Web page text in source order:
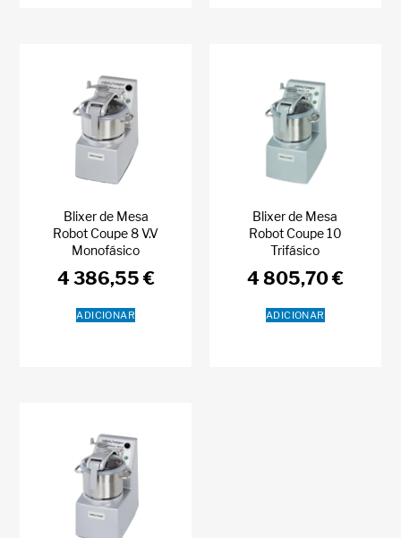
Blixer de Mesa
Robot Coupe 8 V.V
Monofásico
4 386,55 €
ADICIONAR
Blixer de Mesa
Robot Coupe 10
Trifásico
4 805,70€
ADICIONAR